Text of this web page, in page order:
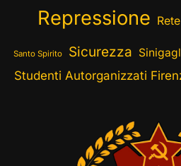
Repressione
Santo Spirito Sicurezza
Studenti Autorganizzati